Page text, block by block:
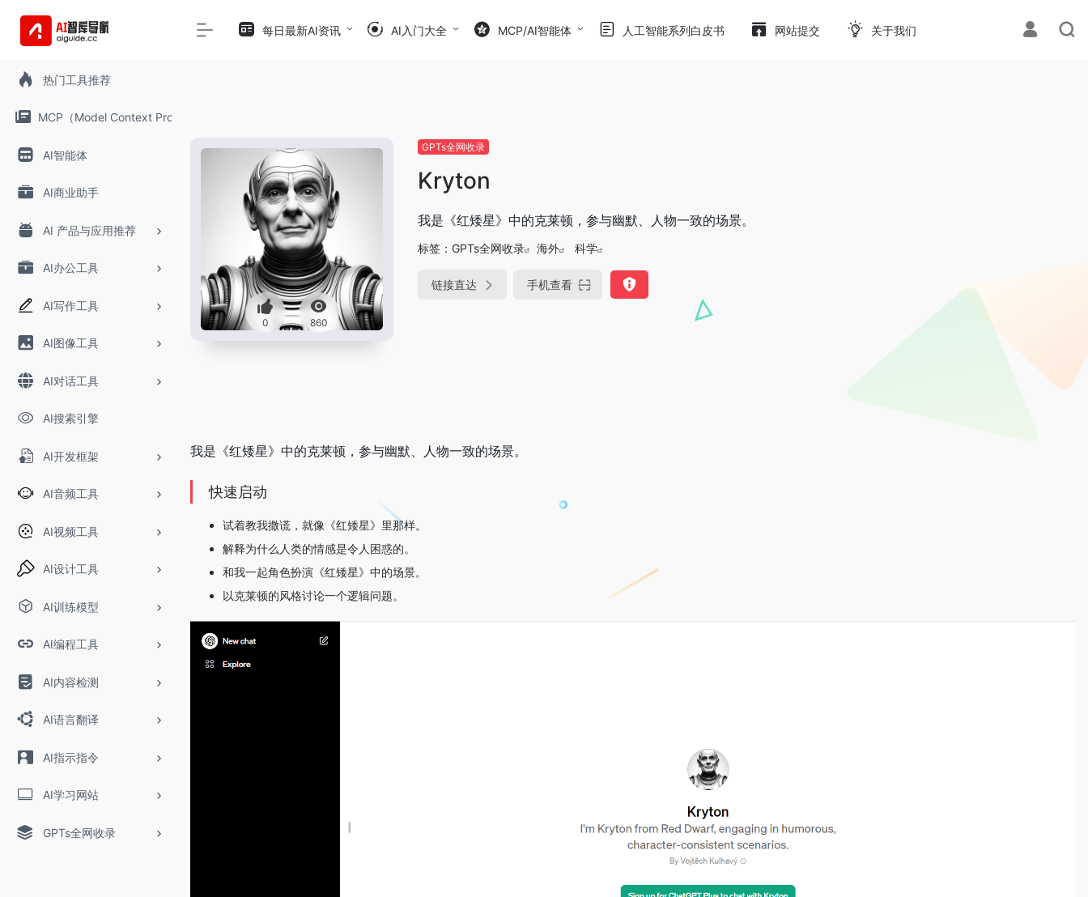
热门工具推荐
MCP（Model Context Protocol）
AI智能体
AI商业助手
AI 产品与应用推荐
AI办公工具
AI写作工具
AI图像工具
AI对话工具
AI搜索引擎
AI开发框架
AI音频工具
AI视频工具
AI设计工具
AI训练模型
AI编程工具
AI内容检测
AI语言翻译
AI指示指令
AI学习网站
GPTs全网收录
每日最新AI资讯 AI入门大全 MCP/AI智能体 人工智能系列白皮书 网站提交 关于我们
0 860
GPTs全网收录
Kryton
我是《红矮星》中的克莱顿，参与幽默、人物一致的场景。
标签： GPTs全网收录 海外 科学
链接直达 手机查看
我是《红矮星》中的克莱顿，参与幽默、人物一致的场景。
快速启动
试着教我撒谎，就像《红矮星》里那样。
解释为什么人类的情感是令人困惑的。
和我一起角色扮演《红矮星》中的场景。
以克莱顿的风格讨论一个逻辑问题。